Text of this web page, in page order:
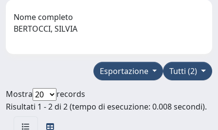
Nome completo
BERTOCCI, SILVIA
Tutti (2)
Esportazione
Mostra
records
Risultati 1 - 2 di 2 (tempo di esecuzione: 0.008 secondi).